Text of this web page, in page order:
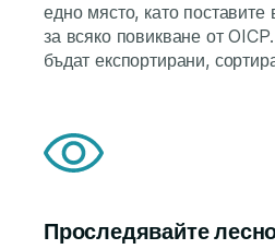
едно място, като поставите
за всяко повикване от
бъдат експортирани,
Проследявайте